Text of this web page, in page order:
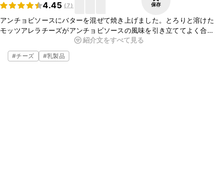
4.45 (7) 保存
アンチョビソースにバターを混ぜて焼き上げました。とろりと溶けた
モッツアレラチーズがアンチョビソースの風味を引き立ててよく合い
ますよ。ワインのお供にピッタリです。簡単でおいしいのでぜひ作っ
てみてくださいね。
紹介文をすべて見る
#チーズ #乳製品